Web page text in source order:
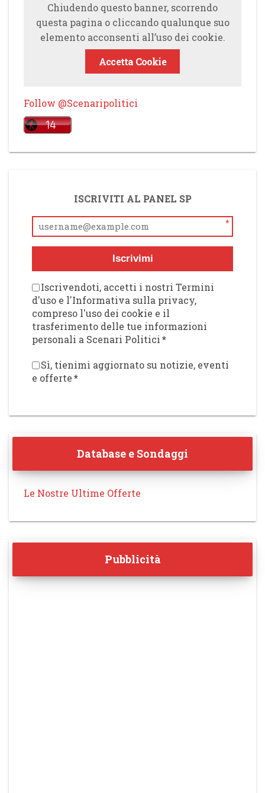
Chiudendo questo banner, scorrendo
questa pagina o cliccando qualunque suo
elemento acconsenti all’uso dei cookie.
Accetta Cookie
Follow @Scenaripolitici
ISCRIVITI AL PANEL SP
*
Iscrivimi
Iscrivendoti, accetti i nostri Termini
d'uso e l'Informativa sulla privacy,
compreso l'uso dei cookie e il
trasferimento delle tue informazioni
personali a Scenari Politici*
Sì, tienimi aggiornato su notizie, eventi
e offerte*
Database e Sondaggi
Le Nostre Ultime Offerte
Pubblicità